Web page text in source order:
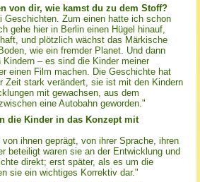
von dir, wie kamst du zu dem Stoff?
Geschichten. Zum einen hatte ich schon
gehe hier in Berlin einen Hügel hinauf,
und plötzlich wächst das Märkische
wie ein fremder Planet. Und dann
– es sind die Kinder meiner
einen Film machen. Die Geschichte hat
Zeit stark verändert, sie ist mit den Kindern
mit gewachsen, aus dem
eine Autobahn geworden."
die Kinder in das Konzept mit
ihnen geprägt, von ihrer Sprache, ihren
beteiligt waren sie an der Entwicklung und
direkt; erst später, als es um die
sie ein wichtiges Korrektiv dar."